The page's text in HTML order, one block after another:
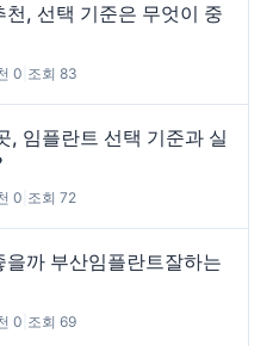
, 선택 기준은 무엇이 중
0 조회 83
, 임플란트 선택 기준과 실
0 조회 72
까 부산임플란트잘하는
0 조회 69